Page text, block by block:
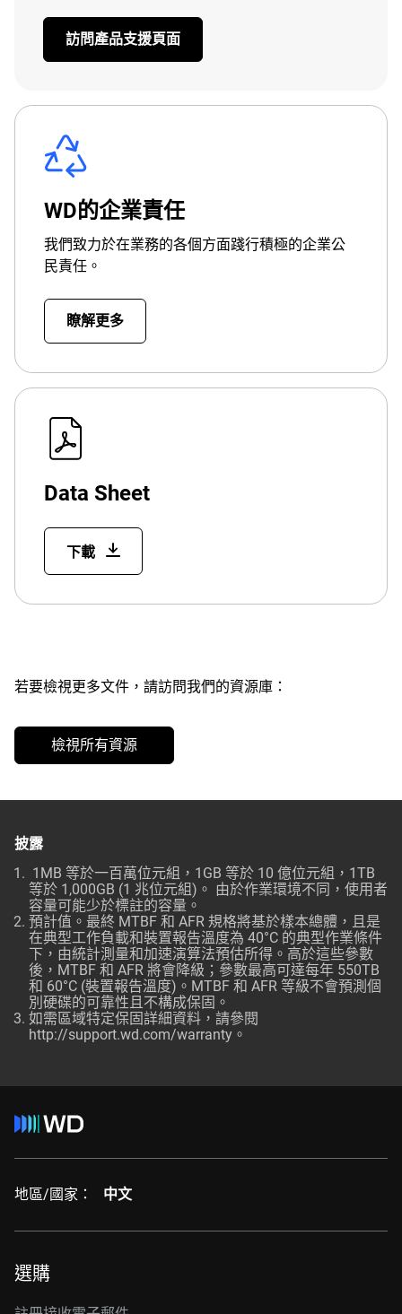
訪問產品支援頁面
WD的企業責任
我們致力於在業務的各個方面踐行積極的企業公
民責任。
瞭解更多
Data Sheet
下載
若要檢視更多文件，請訪問我們的資源庫：
檢視所有資源
披露
1MB 等於一百萬位元組，1GB 等於 10 億位元組，1TB
等於 1,000GB (1 兆位元組)。 由於作業環境不同，使用者
容量可能少於標註的容量。
預計值。最終 MTBF 和 AFR 規格將基於樣本總體，且是
在典型工作負載和裝置報告溫度為 40°C 的典型作業條件
下，由統計測量和加速演算法預估所得。高於這些參數
後，MTBF 和 AFR 將會降級；參數最高可達每年 550TB
和 60°C (裝置報告溫度)。MTBF 和 AFR 等級不會預測個
別硬碟的可靠性且不構成保固。
如需區域特定保固詳細資料，請參閱
http://support.wd.com/warranty。
地區/國家： 中文
選購